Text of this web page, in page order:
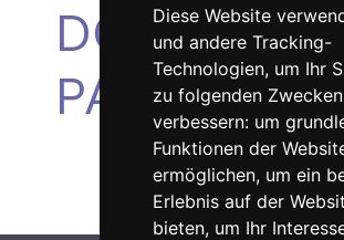
Diese Website
und andere Tracking-
Technologien, um Ihr
zu folgenden
verbessern: um
Funktionen der
ermöglichen, um ein
Erlebnis auf der
bieten, um Ihr
DONA
PACEM